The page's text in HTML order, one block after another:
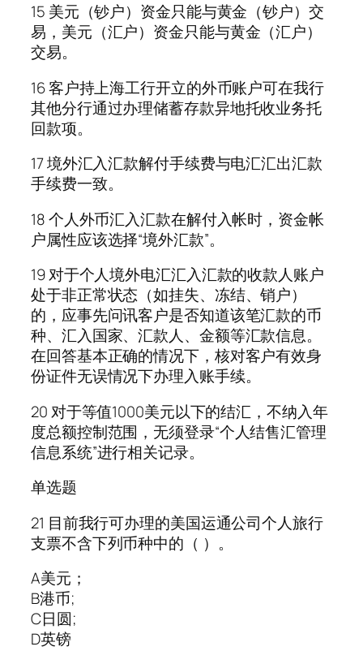
15 美元（钞户）资金只能与黄金（钞户）交
易，美元（汇户）资金只能与黄金（汇户）
交易。
16 客户持上海工行开立的外币账户可在我行
其他分行通过办理储蓄存款异地托收业务托
回款项。
17 境外汇入汇款解付手续费与电汇汇出汇款
手续费一致。
18 个人外币汇入汇款在解付入帐时，资金帐
户属性应该选择“境外汇款”。
19 对于个人境外电汇汇入汇款的收款人账户
处于非正常状态（如挂失、冻结、销户）
的，应事先问讯客户是否知道该笔汇款的币
种、汇入国家、汇款人、金额等汇款信息。
在回答基本正确的情况下，核对客户有效身
份证件无误情况下办理入账手续。
20 对于等值1000美元以下的结汇，不纳入年
度总额控制范围，无须登录“个人结售汇管理
信息系统”进行相关记录。
单选题
21 目前我行可办理的美国运通公司个人旅行
支票不含下列币种中的（ ）。
A美元；
B港币;
C日圆;
D英镑